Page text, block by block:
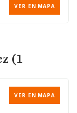
VER EN MAPA
(1
VER EN MAPA